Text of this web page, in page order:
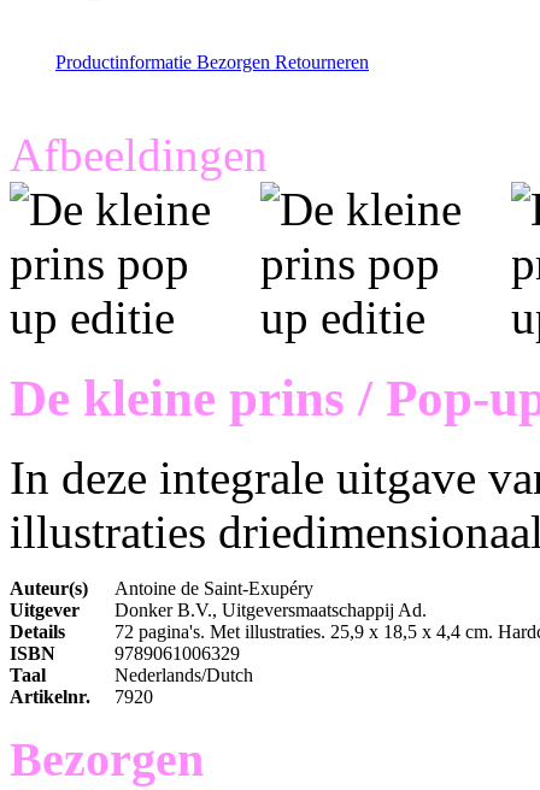
Productinformatie Bezorgen Retourneren
Afbeeldingen
De kleine prins / Pop-
In deze integrale uitgave
illustraties
Auteur(s)
Antoine de Saint-Exupéry
Uitgever
Donker B.V., Uitgeversmaatschappij Ad.
Details
72 pagina's. Met illustraties. 25,9 x 18,5 x 4,4 cm.
ISBN
9789061006329
Taal
Nederlands/Dutch
Artikelnr.
7920
Bezorgen